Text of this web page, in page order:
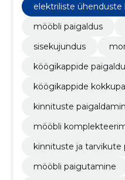
elektriliste ühenduste
mööbli paigaldus
sisekujundus
köögikappide
köögikappide
kinnituste
mööbli
kinnituste ja tarvikute
mööbli paigutamine